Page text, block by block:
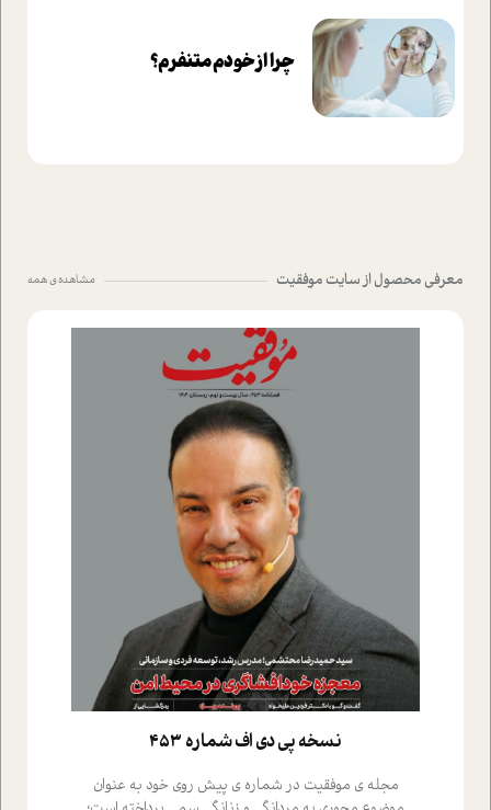
چرا از خودم متنفرم؟
معرفی محصول از سایت موفقیت مشاهده ی همه
نسخه پي دي اف شماره 453
مجله ی موفقیت در شماره ی پیش روی خود به عنوان